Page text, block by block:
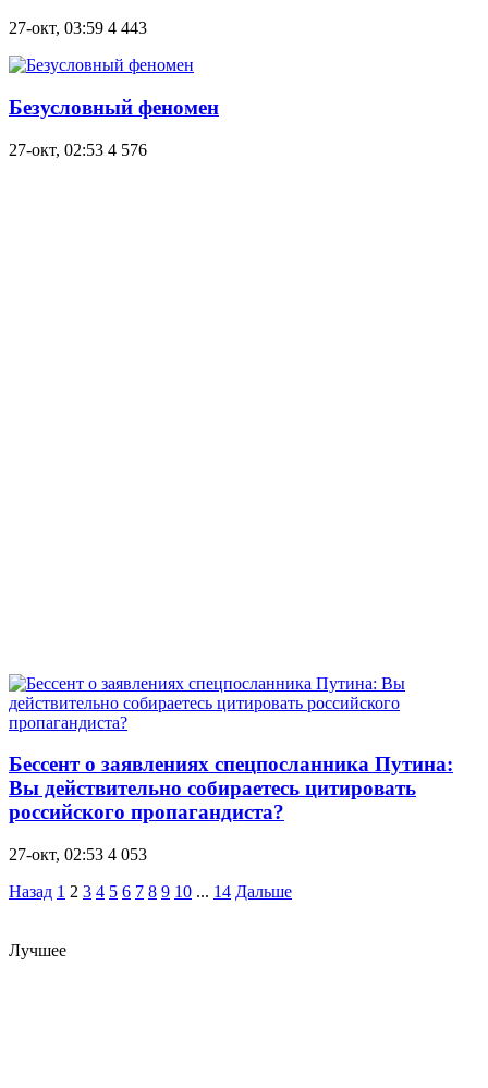
27-окт, 03:59 4 443
Безусловный феномен
27-окт, 02:53 4 576
Бессент о заявлениях спецпосланника Путина:
Вы действительно собираетесь цитировать
российского пропагандиста?
27-окт, 02:53 4 053
Назад 1 2 3 4 5 6 7 8 9 10 ... 14 Дальше
Лучшее